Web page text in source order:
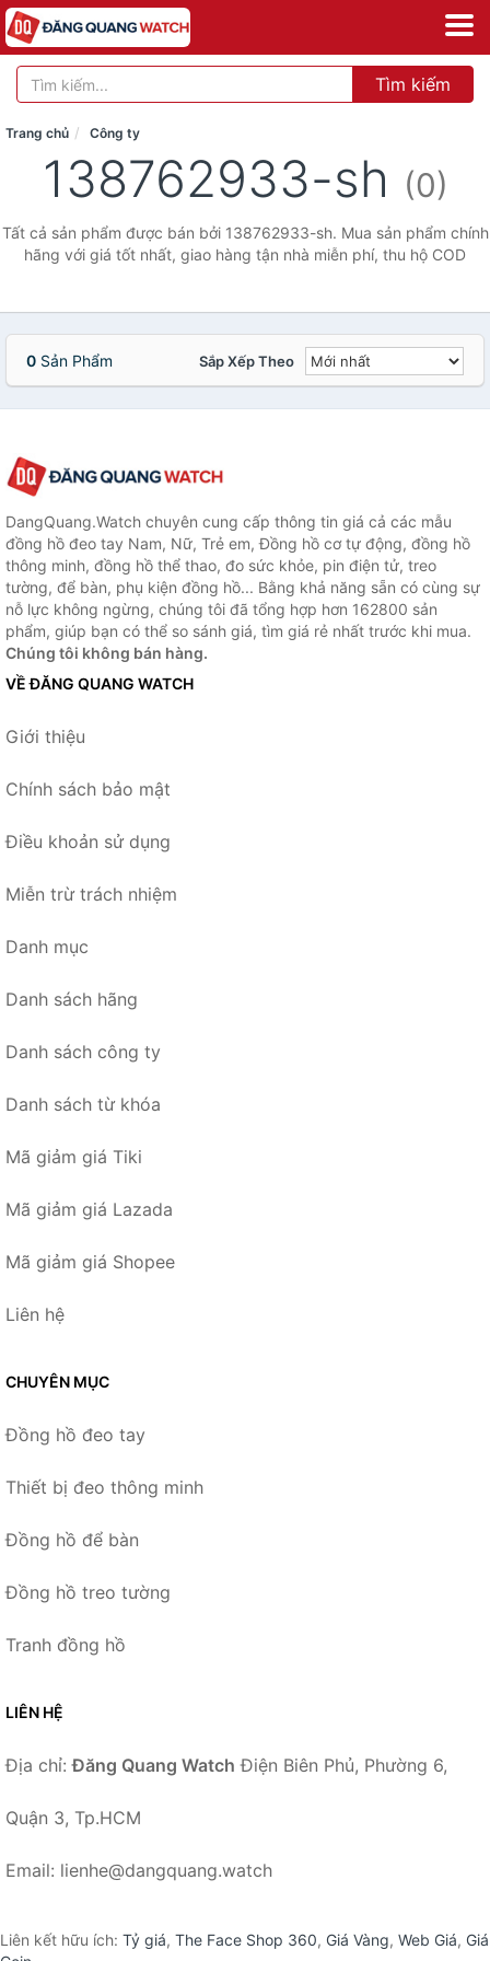
Tìm kiếm
Trang chủ Công ty
138762933-sh (0)
Tất cả sản phẩm được bán bởi 138762933-sh. Mua sản phẩm chính
hãng với giá tốt nhất, giao hàng tận nhà miễn phí, thu hộ COD
0 Sản Phẩm Sắp Xếp Theo
DangQuang.Watch chuyên cung cấp thông tin giá cả các mẫu
đồng hồ đeo tay Nam, Nữ, Trẻ em, Đồng hồ cơ tự động, đồng hồ
thông minh, đồng hồ thể thao, đo sức khỏe, pin điện tử, treo
tường, để bàn, phụ kiện đồng hồ... Bằng khả năng sẵn có cùng sự
nỗ lực không ngừng, chúng tôi đã tổng hợp hơn 162800 sản
phẩm, giúp bạn có thể so sánh giá, tìm giá rẻ nhất trước khi mua.
Chúng tôi không bán hàng.
VỀ ĐĂNG QUANG WATCH
Giới thiệu
Chính sách bảo mật
Điều khoản sử dụng
Miễn trừ trách nhiệm
Danh mục
Danh sách hãng
Danh sách công ty
Danh sách từ khóa
Mã giảm giá Tiki
Mã giảm giá Lazada
Mã giảm giá Shopee
Liên hệ
CHUYÊN MỤC
Đồng hồ đeo tay
Thiết bị đeo thông minh
Đồng hồ để bàn
Đồng hồ treo tường
Tranh đồng hồ
LIÊN HỆ
Địa chỉ:Đăng Quang Watch Điện Biên Phủ, Phường 6,
Quận 3, Tp.HCM
Email: lienhe@dangquang.watch
Liên kết hữu ích: Tỷ giá, The Face Shop 360, Giá Vàng, Web Giá, Giá